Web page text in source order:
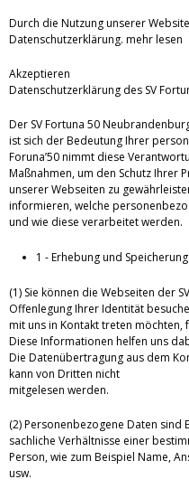
Durch die Nutzung unserer
Datenschutzerklärung. mehr lesen
Akzeptieren
Datenschutzerklärung des SV
Der SV Fortuna 50
ist sich der Bedeutung Ihrer
Foruna’50 nimmt diese
Maßnahmen, um den Schutz Ihrer
unserer Webseiten zu
informieren, welche
und wie diese verarbeitet werden.
1 - Erhebung und
(1) Sie können die Webseiten der
Offenlegung Ihrer Identität
mit uns in Kontakt treten
Diese Informationen helfen uns
Die Datenübertragung aus dem
kann von Dritten nicht
mitgelesen werden.
(2) Personenbezogene Daten
sachliche Verhältnisse einer
Person, wie zum Beispiel Name,
usw.